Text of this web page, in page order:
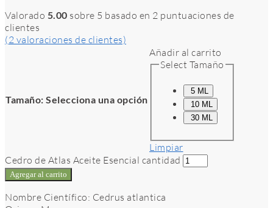
Valorado 5.00 sobre 5 basado en 2 puntuaciones de
clientes
(2 valoraciones de clientes)
Tamaño: Selecciona una opción
Añadir al carrito
Select Tamaño
5 ML
10 ML
30 ML
Limpiar
Cedro de Atlas Aceite Esencial cantidad
Agregar al carrito
Nombre Científico: Cedrus atlantica